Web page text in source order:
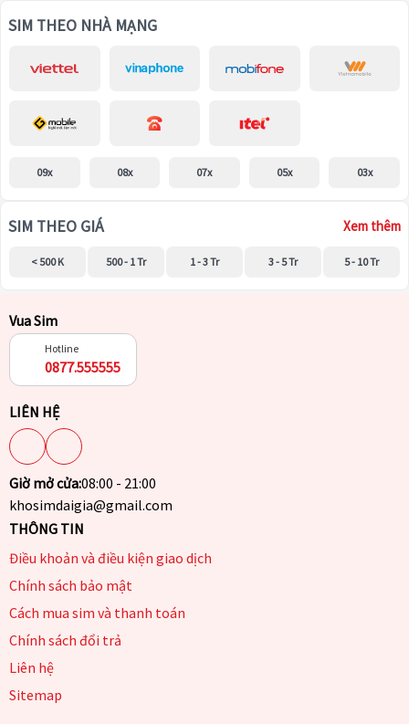
SIM THEO NHÀ MẠNG
09x 08x 07x 05x 03x
SIM THEO GIÁ Xem thêm
< 500 K 500 - 1 Tr 1 - 3 Tr 3 - 5 Tr 5 - 10 Tr
Vua Sim
Hotline
0877.555555
LIÊN HỆ
Giờ mở cửa:08:00 - 21:00
khosimdaigia@gmail.com
THÔNG TIN
Điều khoản và điều kiện giao dịch
Chính sách bảo mật
Cách mua sim và thanh toán
Chính sách đổi trả
Liên hệ
Sitemap